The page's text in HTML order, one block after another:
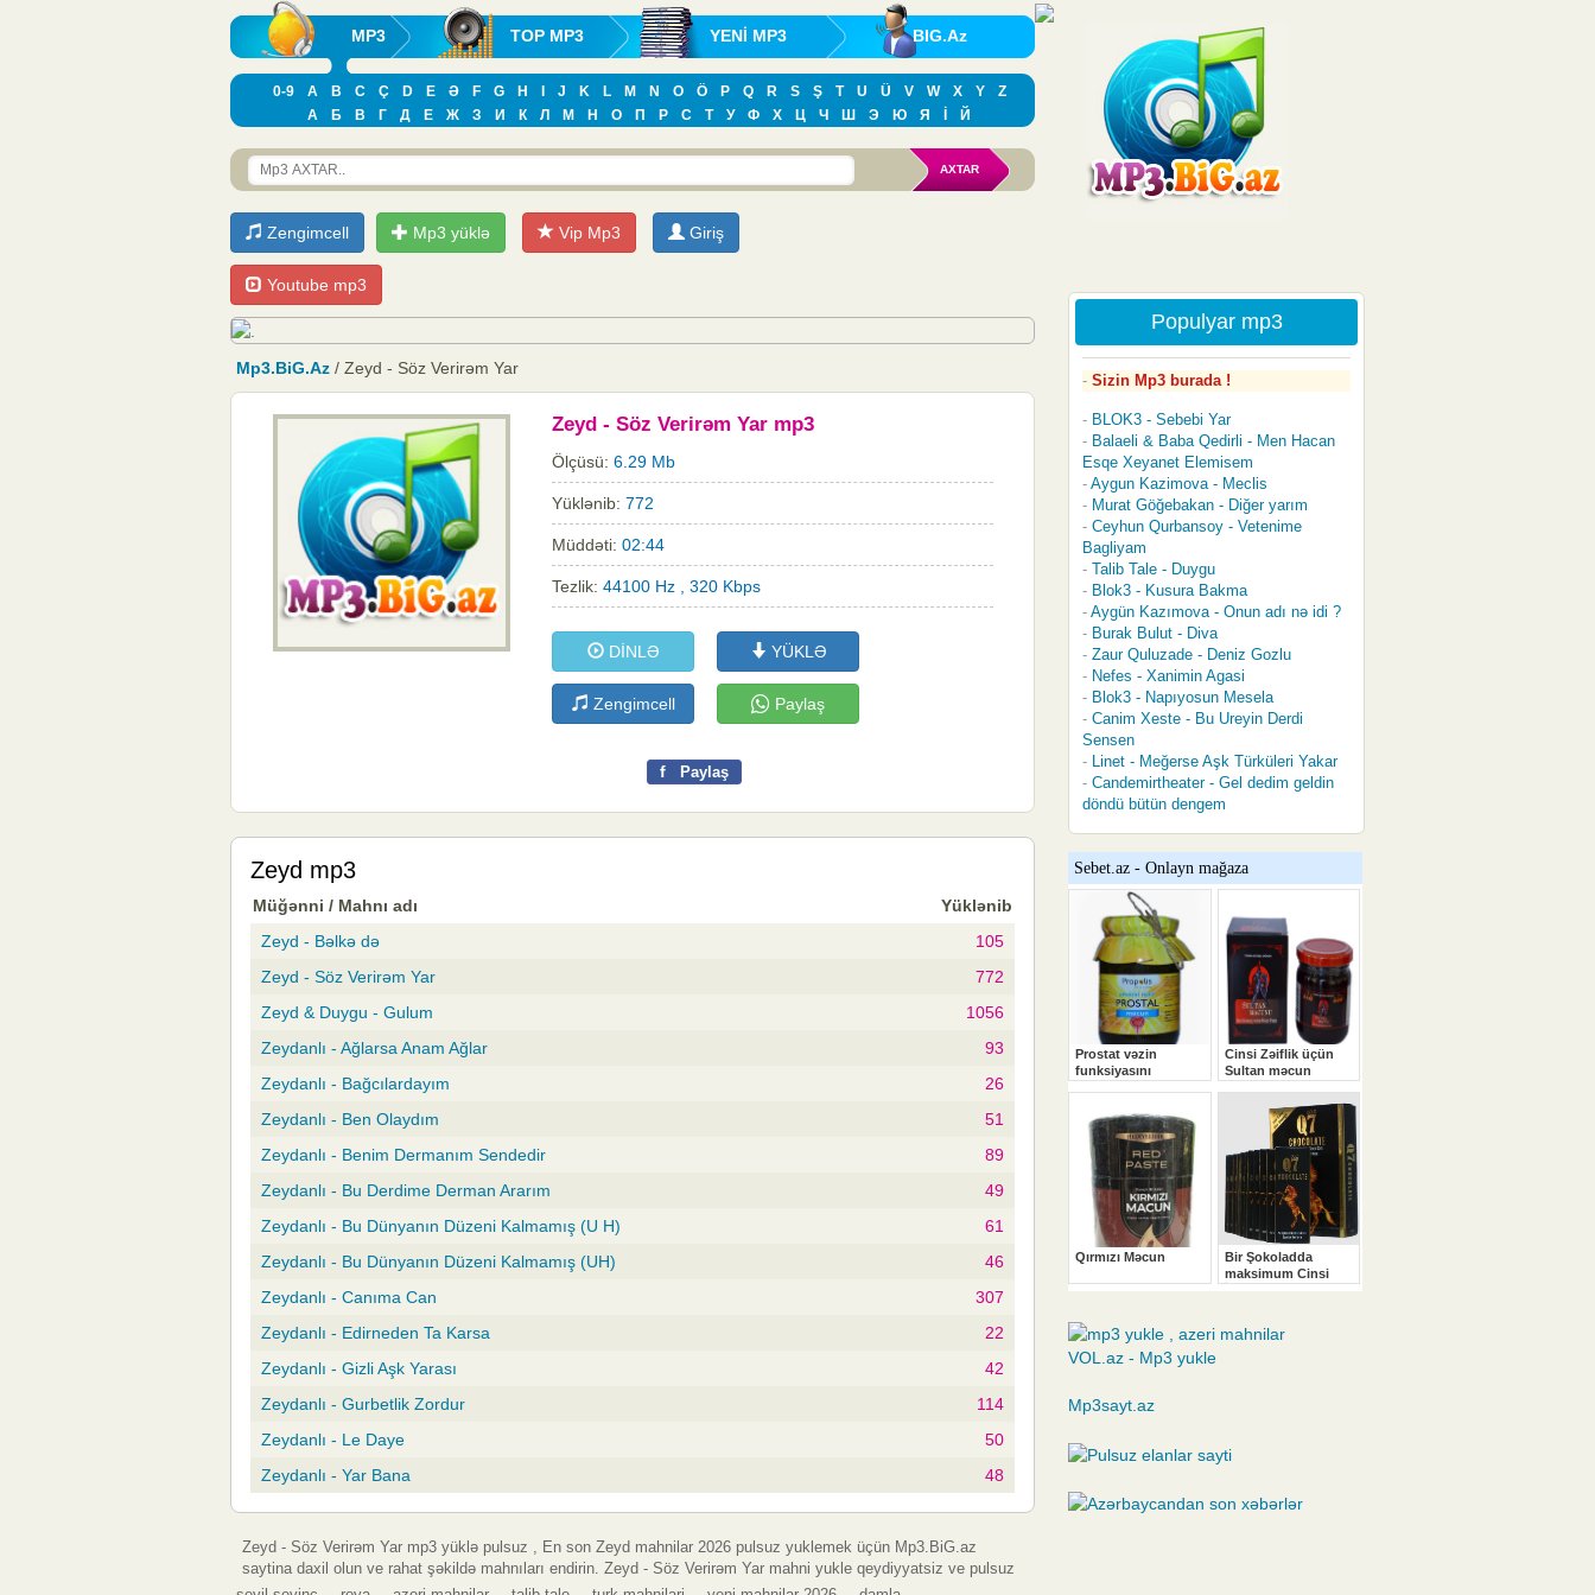
MP3 TOP MP3 YENİ MP3 BIG.Az
0-9 A B C Ç D E Ə F G H J K L M N O Ö P Q R S Ş T U Ü V W X Y
Z
А
Б В Г Д Е Ж З И К Л М Н О П Р С Т У Ф Х Ц Ч Ш Э Ю Я Й
Zengimcell Mp3 yüklə Vip Mp3 Giriş
Youtube mp3
Mp3.BiG.Az / Zeyd - Söz Verirəm Yar
Zeyd - Söz Verirəm Yar mp3
Ölçüsü:6.29 Mb
Yüklənib:772
Müddəti:02:44
Tezlik:44100 Hz , 320 Kbps
DİNLƏ YÜKLƏ
Zengimcell Paylaş
f Paylaş
Zeyd mp3
Müğənni / Mahnı adı
Yüklənib
Zeyd - Bəlkə də
105
Zeyd - Söz Verirəm Yar
772
Zeyd & Duygu - Gulum
1056
Zeydanlı - Ağlarsa Anam Ağlar
93
Zeydanlı - Bağcılardayım
26
Zeydanlı - Ben Olaydım
51
Zeydanlı - Benim Dermanım Sendedir
89
Zeydanlı - Bu Derdime Derman Ararım
49
Zeydanlı - Bu Dünyanın Düzeni Kalmamış (U H)
61
Zeydanlı - Bu Dünyanın Düzeni Kalmamış (UH)
46
Zeydanlı - Canıma Can
307
Zeydanlı - Edirneden Ta Karsa
22
Zeydanlı - Gizli Aşk Yarası
42
Zeydanlı - Gurbetlik Zordur
114
Zeydanlı - Le Daye
50
Zeydanlı - Yar Bana
48
Zeyd - Söz Verirəm Yar mp3 yüklə pulsuz , En son Zeyd mahnilar 2026 pulsuz yuklemek üçün Mp3.BiG.az
saytina daxil olun ve rahat şəkildə mahnıları endirin. Zeyd - Söz Verirəm Yar mahni yukle qeydiyyatsiz ve pulsuz
Populyar mp3
Sizin Mp3 burada !
BLOK3 - Sebebi Yar
Balaeli & Baba Qedirli - Men Hacan
Esqe Xeyanet Elemisem
Aygun Kazimova - Meclis
Murat Göğebakan - Diğer yarım
Ceyhun Qurbansoy - Vetenime
Bagliyam
Talib Tale - Duygu
Blok3 - Kusura Bakma
Aygün Kazımova - Onun adı nə idi ?
Burak Bulut - Diva
Zaur Quluzade - Deniz Gozlu
Nefes - Xanimin Agasi
Blok3 - Napıyosun Mesela
Canim Xeste - Bu Ureyin Derdi
Sensen
Linet - Meğerse Aşk Türküleri Yakar
Candemirtheater - Gel dedim geldin
döndü bütün dengem
VOL.az - Mp3 yukle
Mp3sayt.az